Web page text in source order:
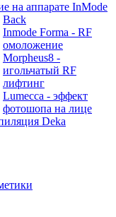
на аппарате InMode
Back
Inmode Forma - RF
омоложение
Morpheus8 -
игольчатый RF
лифтинг
Lumecca - эффект
фотошопа на лице
Deka